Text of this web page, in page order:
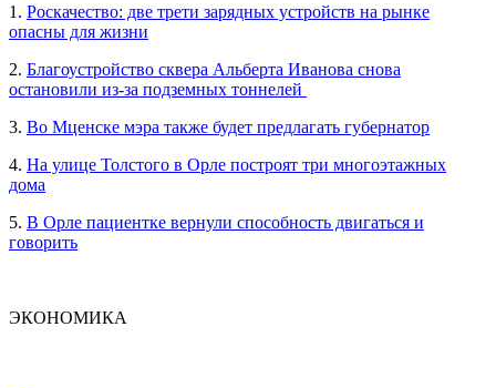
1. Роскачество: две трети зарядных устройств на рынке
опасны для жизни
2. Благоустройство сквера Альберта Иванова снова
остановили из-за подземных тоннелей
3. Во Мценске мэра также будет предлагать губернатор
4. На улице Толстого в Орле построят три многоэтажных
дома
5. В Орле пациентке вернули способность двигаться и
говорить
ЭКОНОМИКА